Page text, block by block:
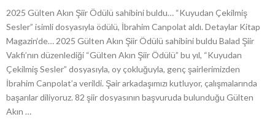
2025 Gülten Akın Şiir Ödülü sahibini buldu… “Kuyudan Çekilmiş
Sesler” isimli dosyasıyla ödülü, İbrahim Canpolat aldı. Detaylar Kitap
Magazin‘de… 2025 Gülten Akın Şiir Ödülü sahibini buldu Balad Şiir
Vakfı’nın düzenlediği “Gülten Akın Şiir Ödülü” bu yıl, “Kuyudan
Çekilmiş Sesler” dosyasıyla, oy çokluğuyla, genç şairlerimizden
İbrahim Canpolat’a verildi. Şair arkadaşımızı kutluyor, çalışmalarında
başarılar diliyoruz. 82 şiir dosyasının başvuruda bulunduğu Gülten
Akın …